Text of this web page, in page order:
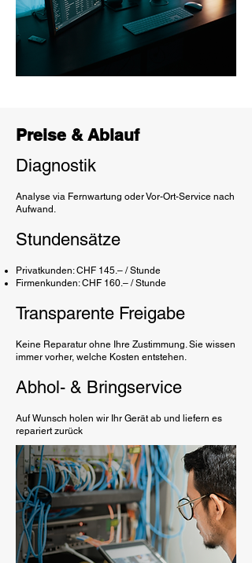
Preise & Ablauf
Diagnostik
Analyse via Fernwartung oder Vor-Ort-Service nach
Aufwand.
Stundensätze
Privatkunden: CHF 145.– / Stunde
Firmenkunden: CHF 160.– / Stunde
Transparente Freigabe
Keine Reparatur ohne Ihre Zustimmung. Sie wissen
immer vorher, welche Kosten entstehen.
Abhol- & Bringservice
Auf Wunsch holen wir Ihr Gerät ab und liefern es
repariert zurück